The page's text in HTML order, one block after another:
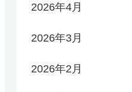
2026年4月
2026年3月
2026年2月